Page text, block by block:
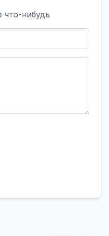
что-нибудь